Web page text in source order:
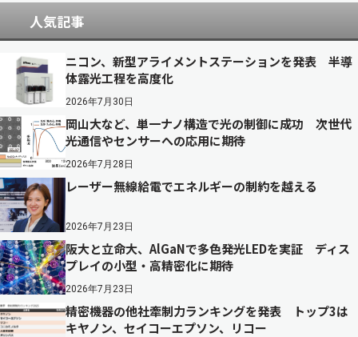
人気記事
ニコン、新型アライメントステーションを発表 半導
体露光工程を高度化
2026年7月30日
岡山大など、単一ナノ構造で光の制御に成功 次世代
光通信やセンサーへの応用に期待
2026年7月28日
レーザー無線給電でエネルギーの制約を越える
2026年7月23日
阪大と立命大、AlGaNで多色発光LEDを実証 ディス
プレイの小型・高精密化に期待
2026年7月23日
精密機器の他社牽制力ランキングを発表 トップ3は
キヤノン、セイコーエプソン、リコー